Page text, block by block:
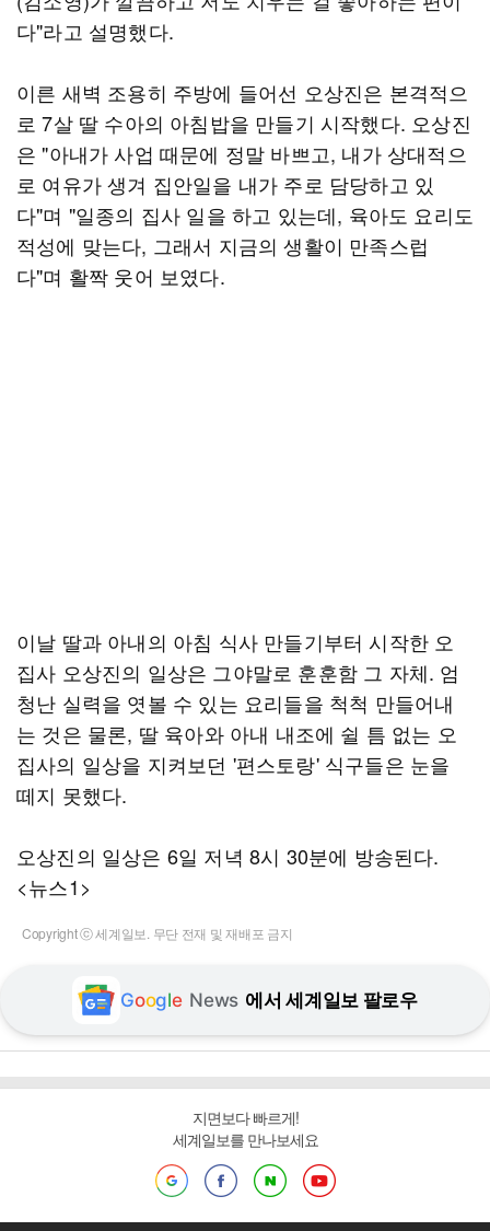
다"라고 설명했다.
이른 새벽 조용히 주방에 들어선 오상진은 본격적으
로 7살 딸 수아의 아침밥을 만들기 시작했다. 오상진
은 "아내가 사업 때문에 정말 바쁘고, 내가 상대적으
로 여유가 생겨 집안일을 내가 주로 담당하고 있
다"며 "일종의 집사 일을 하고 있는데, 육아도 요리도
적성에 맞는다, 그래서 지금의 생활이 만족스럽
다"며 활짝 웃어 보였다.
이날 딸과 아내의 아침 식사 만들기부터 시작한 오
집사 오상진의 일상은 그야말로 훈훈함 그 자체. 엄
청난 실력을 엿볼 수 있는 요리들을 척척 만들어내
는 것은 물론, 딸 육아와 아내 내조에 쉴 틈 없는 오
집사의 일상을 지켜보던 '편스토랑' 식구들은 눈을
떼지 못했다.
오상진의 일상은 6일 저녁 8시 30분에 방송된다.
<뉴스1>
Copyright ⓒ 세계일보. 무단 전재 및 재배포 금지
Google News 에서 세계일보 팔로우
지면보다 빠르게!
세계일보를 만나보세요